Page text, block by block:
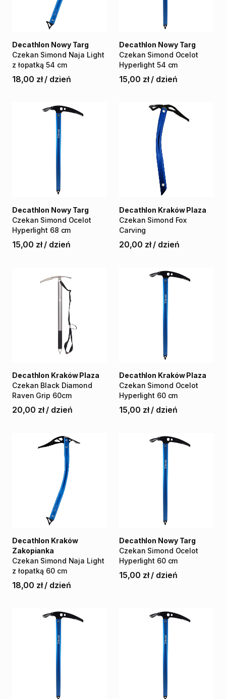
Czekan Simond Naja Light
z łopatką 54 cm
Decathlon Nowy Targ
18,00 zł / dzień
Czekan Simond Ocelot
Hyperlight 54 cm
Decathlon Nowy Targ
15,00 zł / dzień
Czekan Simond Ocelot
Hyperlight 68 cm
Decathlon Nowy Targ
15,00 zł / dzień
Czekan Simond Fox
Carving
Decathlon Kraków Plaza
20,00 zł / dzień
Czekan Black Diamond
Raven Grip 60cm
Decathlon Kraków Plaza
20,00 zł / dzień
Czekan Simond Ocelot
Hyperlight 60 cm
Decathlon Kraków Plaza
15,00 zł / dzień
Czekan Simond Naja Light
z łopatką 60 cm
Decathlon Kraków
Zakopianka
18,00 zł / dzień
Czekan Simond Ocelot
Hyperlight 60 cm
Decathlon Nowy Targ
15,00 zł / dzień